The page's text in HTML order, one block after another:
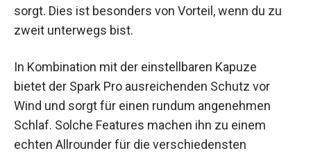
sorgt. Dies ist besonders von Vorteil, wenn du zu
zweit unterwegs bist.
In Kombination mit der einstellbaren Kapuze
bietet der Spark Pro ausreichenden Schutz vor
Wind und sorgt für einen rundum angenehmen
Schlaf. Solche Features machen ihn zu einem
echten Allrounder für die verschiedensten